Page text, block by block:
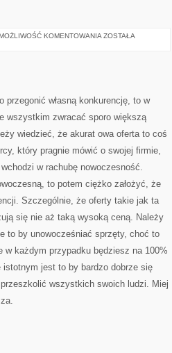
KOMENTOWANIA W
ZOSTAŁA
własną konkurencję, to w
wszystkim zwracać sporo większą
wiedzieć, że akurat owa oferta to coś
który pragnie mówić o swojej firmie,
w rachubę nowoczesność.
to potem ciężko założyć, że
Szczególnie, że oferty takie jak ta
się nie aż taką wysoką ceną. Należy
to by unowocześniać sprzęty, choć to
w każdym przypadku będziesz na 100%
jest to by bardzo dobrze się
wszystkich swoich ludzi. Miej